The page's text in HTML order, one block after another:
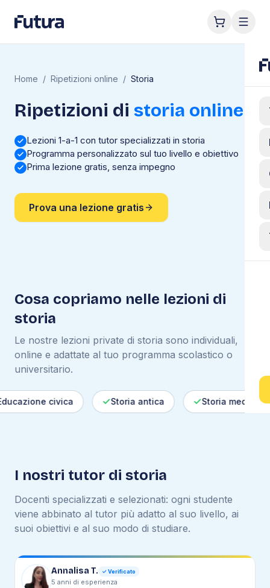
Home / Ripetizioni online / Storia
Ripetizioni di storia online
Lezioni 1-a-1 con tutor specializzati in storia
Programma personalizzato sul tuo livello e obiettivo
Prima lezione gratis, senza impegno
Prova una lezione gratis
Cosa copriamo nelle lezioni di
storia
Le nostre lezioni private di storia sono individuali,
online e adattate al tuo programma scolastico o
universitario.
civica Storia antica Storia medievale
I nostri tutor di storia
Docenti specializzati e selezionati: ogni studente
viene abbinato al tutor più adatto al suo livello, ai
suoi obiettivi e al suo modo di studiare.
Annalisa T. ✓ Verificato
5 anni di esperienza